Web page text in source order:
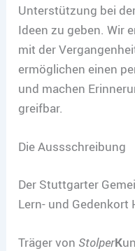
Unterstützung bei
Ideen zu geben. Wir
mit der
ermöglichen einen
und machen
greifbar.
Die Aussschreibung
Der Stuttgarter
Lern- und Gedenkort
Träger von StolperK